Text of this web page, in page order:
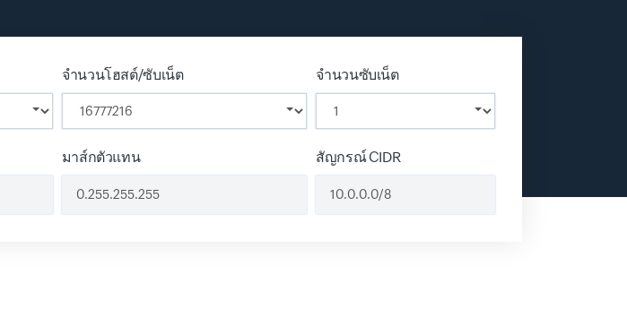
จำนวนโฮสต์/ซับเน็ต จำนวนซับเน็ต
มาส์กตัวแทน สัญกรณ์ CIDR